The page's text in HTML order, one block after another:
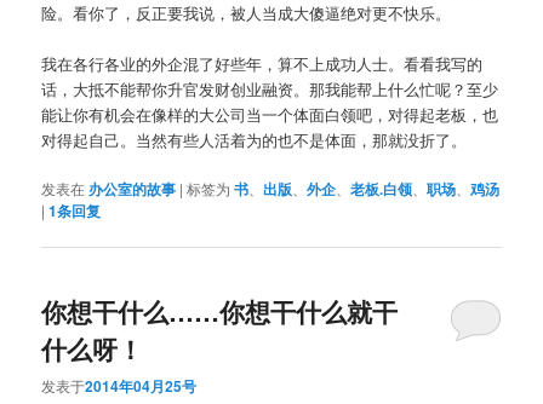
险。看你了，反正要我说，被人当成大傻逼绝对更不快乐。
我在各行各业的外企混了好些年，算不上成功人士。看看我写的
话，大抵不能帮你升官发财创业融资。那我能帮上什么忙呢？至少
能让你有机会在像样的大公司当一个体面白领吧，对得起老板，也
对得起自己。当然有些人活着为的也不是体面，那就没折了。
发表在 办公室的故事 |标签为 书 、出版 、外企 、老板.白领 、职场 、鸡汤
|1条回复
你想干什么……你想干什么就干
什么呀！
发表于2014年04月25号